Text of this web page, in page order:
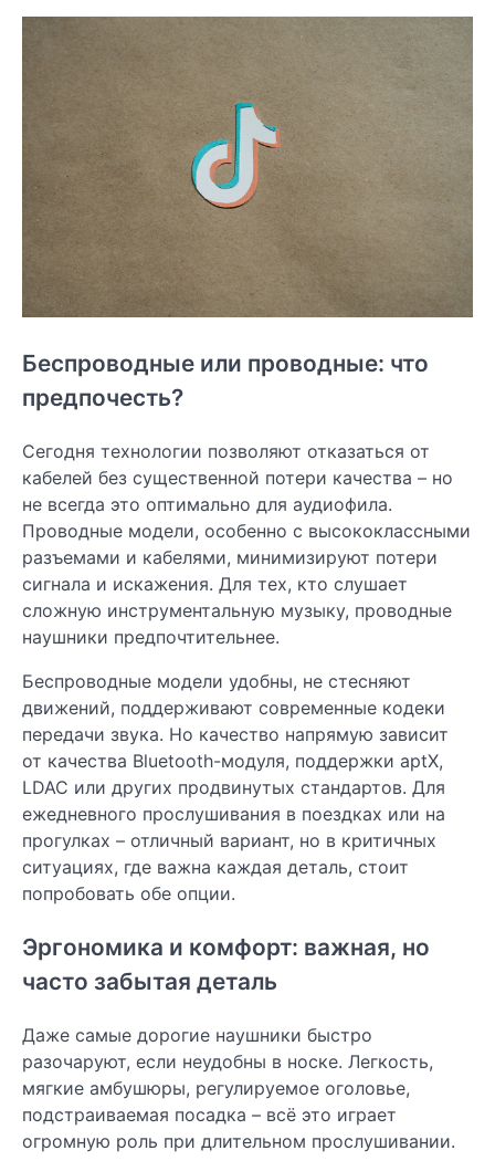
Беспроводные или проводные: что
предпочесть?
Сегодня технологии позволяют отказаться от
кабелей без существенной потери качества – но
не всегда это оптимально для аудиофила.
Проводные модели, особенно с высококлассными
разъемами и кабелями, минимизируют потери
сигнала и искажения. Для тех, кто слушает
сложную инструментальную музыку, проводные
наушники предпочтительнее.
Беспроводные модели удобны, не стесняют
движений, поддерживают современные кодеки
передачи звука. Но качество напрямую зависит
от качества Bluetooth-модуля, поддержки aptX,
LDAC или других продвинутых стандартов. Для
ежедневного прослушивания в поездках или на
прогулках – отличный вариант, но в критичных
ситуациях, где важна каждая деталь, стоит
попробовать обе опции.
Эргономика и комфорт: важная, но
часто забытая деталь
Даже самые дорогие наушники быстро
разочаруют, если неудобны в носке. Легкость,
мягкие амбушюры, регулируемое оголовье,
подстраиваемая посадка – всё это играет
огромную роль при длительном прослушивании.